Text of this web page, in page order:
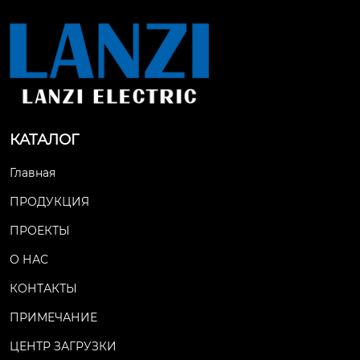
КАТАЛОГ
Главная
ПРОДУКЦИЯ
ПРОЕКТЫ
О НАС
КОНТАКТЫ
ПРИМЕЧАНИЕ
ЦЕНТР ЗАГРУЗКИ